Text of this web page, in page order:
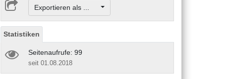
Exportieren als ...
Statistiken
Seitenaufrufe: 99
seit 01.08.2018